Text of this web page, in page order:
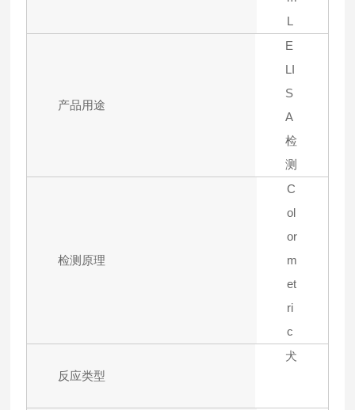
L
产品用途
E
LI
S
A
检
测
检测原理
C
ol
or
m
et
ri
c
反应类型
犬